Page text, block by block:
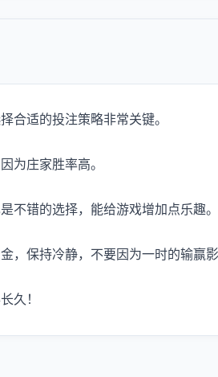
合适的投注策略非常关键。
为庄家胜率高。
不错的选择，能给游戏增加点乐趣。
，保持冷静，不要因为一时的输赢影
久！